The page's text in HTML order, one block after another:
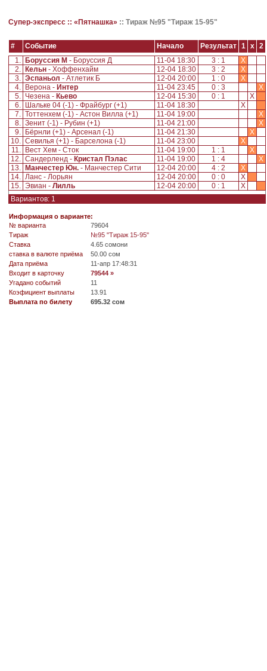
Супер-экспресс :: «Пятнашка» :: Тираж №95 "Тираж 15-95"
# Событие Начало Результат 1 x
2
1.
Боруссия М - Боруссия Д 11-04 18:30 3 : 1
X
2.
Кельн - Хоффенхайм 12-04 18:30 3 : 2
X
3. Эспаньол - Атлетик Б 12-04 20:00 1 : 0
X
4.
Верона - Интер 11-04 23:45 0 : 3
X
5. Чезена - Кьево 12-04 15:30 0 : 1
X
6.
Шальке 04 (-1) - Фрайбург (+1) 11-04 18:30
X
7. Тоттенхем (-1) - Астон Вилла (+1) 11-04 19:00
X
8. Зенит (-1) - Рубин (+1) 11-04 21:00
X
9.
Бёрнли (+1) - Арсенал (-1) 11-04 21:30
X
10. Севилья (+1) - Барселона (-1) 11-04 23:00
X
11.
Вест Хем - Сток 11-04 19:00 1 : 1
X
12. Сандерленд - Кристал Пэлас 11-04 19:00 1 : 4
X
13.
Манчестер Юн. - Манчестер Сити 12-04 20:00 4 : 2
X
14. Ланс - Лорьян 12-04 20:00 0 : 0
X
15. Эвиан - Лилль 12-04 20:00 0 : 1
X
Вариантов: 1
Информация о варианте:
№ варианта
79604
Tираж
№95 "Тираж 15-95"
Ставка
4.65 сомони
ставка в валюте приёма
50.00 сом
Дата приёма
11-апр 17:48:31
Входит в карточку
79544 »
Угадано событий
11
Коэфициент выплаты
13.91
Выплата по билету
695.32 сом